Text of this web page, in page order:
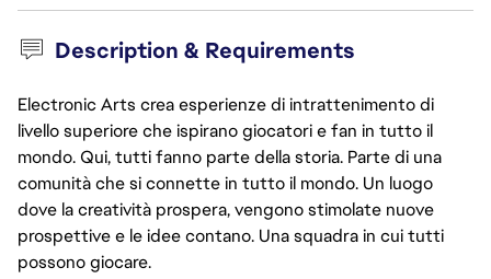
Description & Requirements
Electronic Arts crea esperienze di intrattenimento di
livello superiore che ispirano giocatori e fan in tutto il
mondo. Qui, tutti fanno parte della storia. Parte di una
comunità che si connette in tutto il mondo. Un luogo
dove la creatività prospera, vengono stimolate nuove
prospettive e le idee contano. Una squadra in cui tutti
possono giocare.